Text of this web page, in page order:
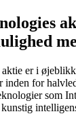
er i
inden for
som